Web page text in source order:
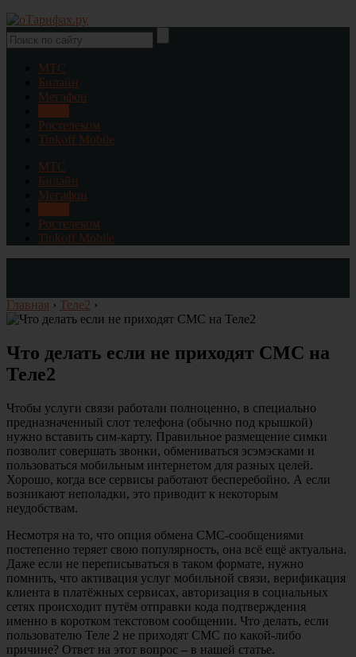
МТС
Билайн
Мегафон
Ростелеком
Tinkoff Mobile
МТС
Билайн
Мегафон
Ростелеком
Tinkoff Mobile
Главная › Теле2 ›
Что делать если не приходят СМС на
Теле2
Чтобы услуги связи работали полноценно, в специально
предназначенный слот телефона (обычно под крышкой)
нужно вставить сим-карту. Правильное размещение симки
позволит совершать звонки, обмениваться эсэмэсками и
пользоваться мобильным интернетом для разных целей.
Хорошо, когда все сервисы работают бесперебойно. А если
возникают неполадки, это приводит к некоторым
неудобствам.
Несмотря на то, что опция обмена СМС-сообщениями
постепенно теряет свою популярность, она всё ещё актуальна.
Даже если не переписываться в таком формате, нужно
помнить, что активация услуг мобильной связи, верификация
клиента в платёжных сервисах, авторизация в социальных
сетях происходит путём отправки кода подтверждения
именно в коротком текстовом сообщении. Что делать, если
пользователю Теле 2 не приходят СМС по какой-либо
причине? Ответ на этот вопрос – в нашей статье.